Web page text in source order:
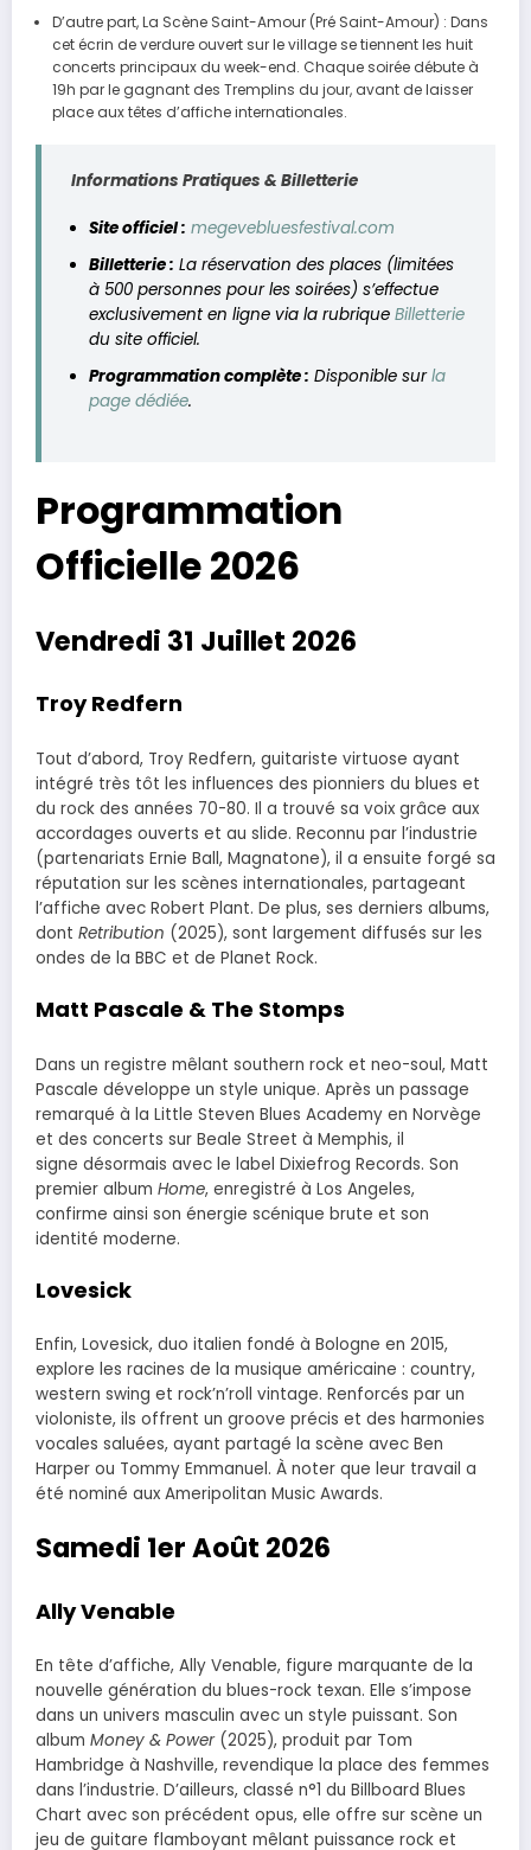
D’autre part, La Scène Saint-Amour (Pré Saint-Amour) : Dans
cet écrin de verdure ouvert sur le village se tiennent les huit
concerts principaux du week-end. Chaque soirée débute à
19h par le gagnant des Tremplins du jour, avant de laisser
place aux têtes d’affiche internationales.
Informations Pratiques & Billetterie
Site officiel : megevebluesfestival.com
Billetterie : La réservation des places (limitées
à 500 personnes pour les soirées) s’effectue
exclusivement en ligne via la rubriqueBilletterie
du site officiel.
Programmation complète : Disponible surla
page dédiée.
Programmation
Officielle 2026
Vendredi 31 Juillet 2026
Troy Redfern
Tout d’abord, Troy Redfern, guitariste virtuose ayant
intégré très tôt les influences des pionniers du blues et
du rock des années 70-80. Il a trouvé sa voix grâce aux
accordages ouverts et au slide. Reconnu par l’industrie
(partenariats Ernie Ball, Magnatone), il a ensuite forgé sa
réputation sur les scènes internationales, partageant
l’affiche avec Robert Plant. De plus, ses derniers albums,
dont Retribution (2025), sont largement diffusés sur les
ondes de la BBC et de Planet Rock.
Matt Pascale & The Stomps
Dans un registre mêlant southern rock et neo-soul, Matt
Pascale développe un style unique. Après un passage
remarqué à la Little Steven Blues Academy en Norvège
et des concerts sur Beale Street à Memphis, il
signe désormais avec le label Dixiefrog Records. Son
premier album Home, enregistré à Los Angeles,
confirme ainsi son énergie scénique brute et son
identité moderne.
Lovesick
Enfin, Lovesick, duo italien fondé à Bologne en 2015,
explore les racines de la musique américaine : country,
western swing et rock’n’roll vintage. Renforcés par un
violoniste, ils offrent un groove précis et des harmonies
vocales saluées, ayant partagé la scène avec Ben
Harper ou Tommy Emmanuel. À noter que leur travail a
été nominé aux Ameripolitan Music Awards.
Samedi 1er Août 2026
Ally Venable
En tête d’affiche, Ally Venable, figure marquante de la
nouvelle génération du blues-rock texan. Elle s’impose
dans un univers masculin avec un style puissant. Son
album Money & Power(2025), produit par Tom
Hambridge à Nashville, revendique la place des femmes
dans l’industrie. D’ailleurs, classé n°1 du Billboard Blues
Chart avec son précédent opus, elle offre sur scène un
jeu de guitare flamboyant mêlant puissance rock et